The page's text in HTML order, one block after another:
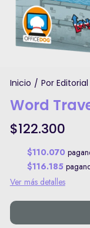
Inicio / Por Editorial
Word
$122.300
$110.070
$116.185
Ver más detalles